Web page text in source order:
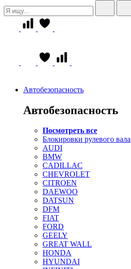
Автобезопасность
Автобезопасность
Посмотреть все
Блокировки рулевого вала
AUDI
BMW
CADILLAC
CHEVROLET
CITROEN
DAEWOO
DATSUN
DFM
FIAT
FORD
GEELY
GREAT WALL
HONDA
HYUNDAI